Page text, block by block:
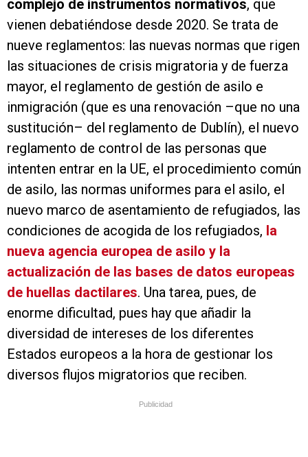
complejo de instrumentos normativos, que
vienen debatiéndose desde 2020. Se trata de
nueve reglamentos: las nuevas normas que rigen
las situaciones de crisis migratoria y de fuerza
mayor, el reglamento de gestión de asilo e
inmigración (que es una renovación –que no una
sustitución– del reglamento de Dublín), el nuevo
reglamento de control de las personas que
intenten entrar en la UE, el procedimiento común
de asilo, las normas uniformes para el asilo, el
nuevo marco de asentamiento de refugiados, las
condiciones de acogida de los refugiados, la
nueva agencia europea de asilo y la
actualización de las bases de datos europeas
de huellas dactilares. Una tarea, pues, de
enorme dificultad, pues hay que añadir la
diversidad de intereses de los diferentes
Estados europeos a la hora de gestionar los
diversos flujos migratorios que reciben.
Publicidad